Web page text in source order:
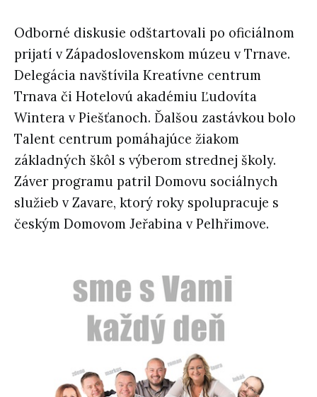
Odborné diskusie odštartovali po oficiálnom
prijatí v Západoslovenskom múzeu v Trnave.
Delegácia navštívila Kreatívne centrum
Trnava či Hotelovú akadémiu Ľudovíta
Wintera v Piešťanoch. Ďalšou zastávkou bolo
Talent centrum pomáhajúce žiakom
základných škôl s výberom strednej školy.
Záver programu patril Domovu sociálnych
služieb v Zavare, ktorý roky spolupracuje s
českým Domovom Jeřabina v Pelhřimove.